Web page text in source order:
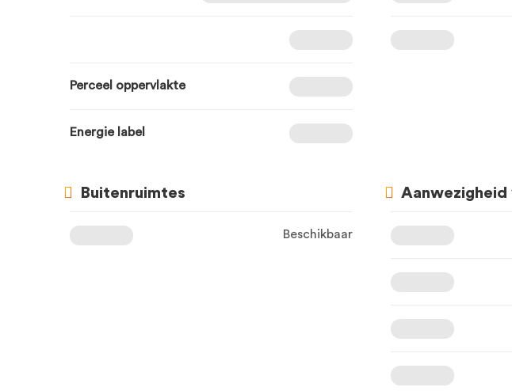
Perceel oppervlakte
Energie label
Buitenruimtes
Beschikbaar
Aanwezigheid